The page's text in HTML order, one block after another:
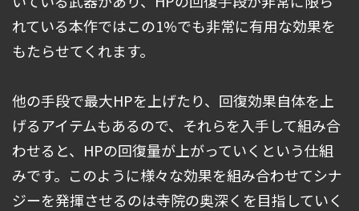
れている本作ではこの1%でも非常に有用な効果を
もたらせてくれます。
他の手段で最大HPを上げたり、回復効果自体を上
げるアイテムもあるので、それらを入手して組み合
わせると、HPの回復量が上がっていくという仕組
みです。このように様々な効果を組み合わせてシナ
ジーを発揮させるのは寺院の奥深くを目指していく